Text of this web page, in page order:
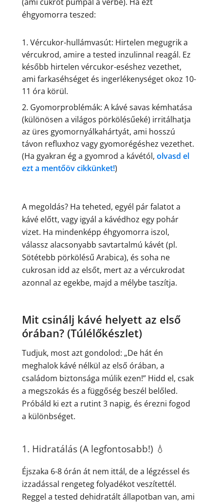
(ami cukrot pumpál a vérbe). Ha ezt
éhgyomorra teszed:
Vércukor-hullámvasút: Hirtelen megugrik a
vércukrod, amire a tested inzulinnal reagál. Ez
később hirtelen vércukor-eséshez vezethet,
ami farkaséhséget és ingerlékenységet okoz 10-
11 óra körül.
Gyomorproblémák: A kávé savas kémhatása
(különösen a világos pörkölésűeké) irritálhatja
az üres gyomornyálkahártyát, ami hosszú
távon refluxhoz vagy gyomorégéshez vezethet.
(Ha gyakran ég a gyomrod a kávétól, olvasd el
ezt a mentőöv cikkünket!)
A megoldás? Ha teheted, egyél pár falatot a
kávé előtt, vagy igyál a kávédhoz egy pohár
vizet. Ha mindenképp éhgyomorra iszol,
válassz alacsonyabb savtartalmú kávét (pl.
Sötétebb pörkölésű Arabica), és soha ne
cukrosan idd az elsőt, mert az a vércukrodat
azonnal az egekbe, majd a mélybe taszítja.
Mit csinálj kávé helyett az első
órában? (Túlélőkészlet)
Tudjuk, most azt gondolod: „De hát én
meghalok kávé nélkül az első órában, a
családom biztonsága múlik ezen!” Hidd el, csak
a megszokás és a függőség beszél belőled.
Próbáld ki ezt a rutint 3 napig, és érezni fogod
a különbséget.
1. Hidratálás (A legfontosabb!) 💧
Éjszaka 6-8 órán át nem ittál, de a légzéssel és
izzadással rengeteg folyadékot veszítettél.
Reggel a tested dehidratált állapotban van, ami